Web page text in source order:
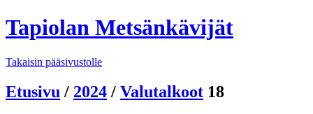
Tapiolan Metsänkävijät
Takaisin pääsivustolle
Etusivu / 2024 / Valutalkoot 18